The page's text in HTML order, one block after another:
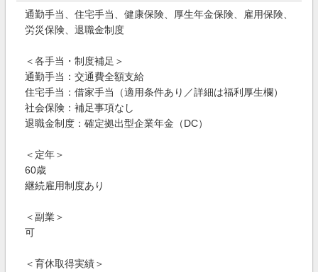
通勤手当、住宅手当、健康保険、厚生年金保険、雇用保険、
労災保険、退職金制度
＜各手当・制度補足＞
通勤手当：交通費全額支給
住宅手当：借家手当（適用条件あり／詳細は福利厚生欄）
社会保険：補足事項なし
退職金制度：確定拠出型企業年金（DC）
＜定年＞
60歳
継続雇用制度あり
＜副業＞
可
＜育休取得実績＞